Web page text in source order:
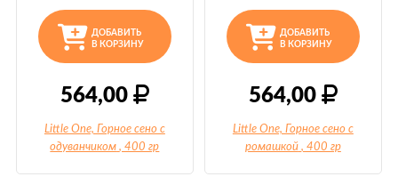
ДОБАВИТЬ
В КОРЗИНУ
564,00
Little One, Горное сено с
одуванчиком , 400 гр
ДОБАВИТЬ
В КОРЗИНУ
564,00
Little One, Горное сено с
ромашкой , 400 гр